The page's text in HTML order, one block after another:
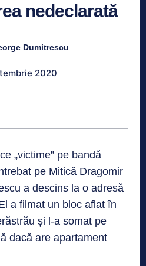
nedeclarată
Dumitrescu
2020
„victime” pe bandă
pe Mitică Dragomir
a descins la o adresă
a filmat un bloc aflat în
și l-a somat pe
dacă are apartament